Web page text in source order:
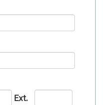
Ext.